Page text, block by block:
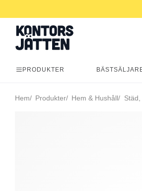
PRODUKTER
Hem Produkter Hem & Hushåll